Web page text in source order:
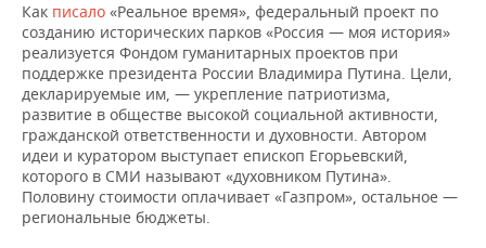
Как писало «Реальное время», федеральный проект по
созданию исторических парков «Россия — моя история»
реализуется Фондом гуманитарных проектов при
поддержке президента России Владимира Путина. Цели,
декларируемые им, — укрепление патриотизма,
развитие в обществе высокой социальной активности,
гражданской ответственности и духовности. Автором
идеи и куратором выступает епископ Егорьевский,
которого в СМИ называют «духовником Путина».
Половину стоимости оплачивает «Газпром», остальное —
региональные бюджеты.